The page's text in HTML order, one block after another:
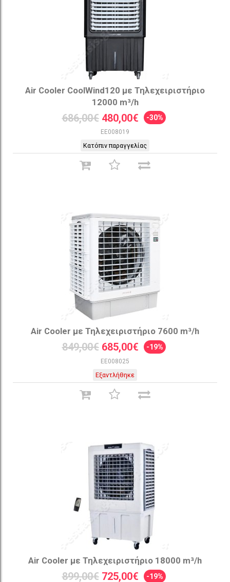
Air Cooler CoolWind120 με Τηλεχειριστήριο
12000 m³/h
686,00€ 480,00€ -30%
EE008019
Κατόπιν παραγγελίας
Air Cooler με Τηλεχειριστήριο 7600 m³/h
849,00€ 685,00€ -19%
EE008025
Εξαντλήθηκε
Air Cooler με Τηλεχειριστήριο 18000 m³/h
899,00€ 725,00€ -19%